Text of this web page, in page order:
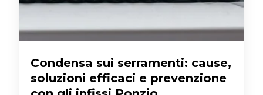
Condensa sui serramenti: cause,
soluzioni efficaci e prevenzione